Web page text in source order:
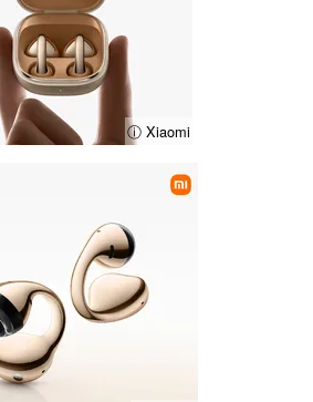
ⓘ Xiaomi